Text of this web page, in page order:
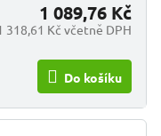
318,61 Kč včetně DPH
1 089,76 Kč
Do košíku